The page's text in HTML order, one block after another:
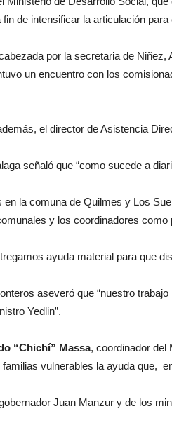
fin de intensificar la articulación
por la secretaria de Niñez,
un encuentro con los
el director de Asistencia
señaló que “como sucede a
en la comuna de Quilmes y Los
y los coordinadores como
ayuda material para que
aseveró que “nuestro
Yedlin”.
“Chichí” Massa, coordinador del
familias vulnerables la ayuda que,
Juan Manzur y de los